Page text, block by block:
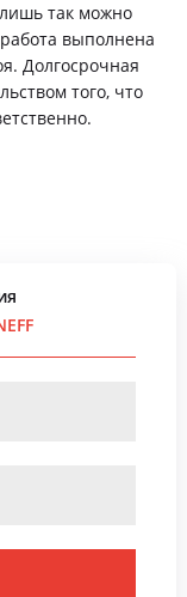
так можно
выполнена
Долгосрочная
того, что